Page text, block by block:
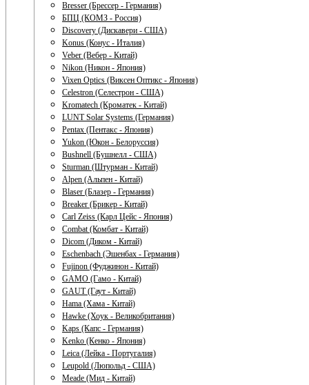
Bresser (Брессер - Германия)
БПЦ (КОМЗ - Россия)
Discovery (Дискавери - США)
Konus (Конус - Италия)
Veber (Вебер - Китай)
Nikon (Никон - Япония)
Vixen Optics (Виксен Оптикс - Япония)
Celestron (Селестрон - США)
Kromatech (Кроматек - Китай)
LUNT Solar Systems (Германия)
Pentax (Пентакс - Япония)
Yukon (Юкон - Белоруссия)
Bushnell (Бушнелл - США)
Sturman (Штурман - Китай)
Alpen (Альпен - Китай)
Blaser (Блазер - Германия)
Breaker (Брикер - Китай)
Carl Zeiss (Карл Цейс - Япония)
Combat (Комбат - Китай)
Dicom (Диком - Китай)
Eschenbach (Эшенбах - Германия)
Fujinon (Фуджинон - Китай)
GAMO (Гамо - Китай)
GAUT (Гаут - Китай)
Hama (Хама - Китай)
Hawke (Хоук - Великобритания)
Kaps (Капс - Германия)
Kenko (Кенко - Япония)
Leica (Лейка - Португалия)
Leupold (Люпольд - США)
Meade (Мид - Китай)